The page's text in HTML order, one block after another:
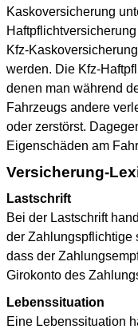
Kaskoversicherung
Kfz-
werden. Die Kfz-
denen man während
Fahrzeugs andere
oder zerstörst.
Eigenschäden am
Versicherung-
Lastschrift
Bei der Lastschrift
der Zahlungspflichtige
dass der
Girokonto des
Lebenssituation
Eine Lebenssituation